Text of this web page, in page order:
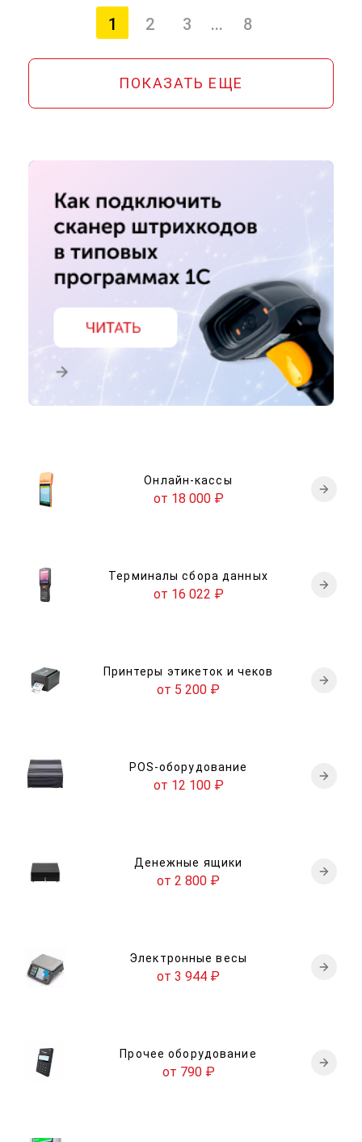
1 2 3 ... 8
ПОКАЗАТЬ ЕЩЕ
Онлайн-кассы
от 18 000 ₽
Терминалы сбора данных
от 16 022 ₽
Принтеры этикеток и чеков
от 5 200 ₽
POS-оборудование
от 12 100 ₽
Денежные ящики
от 2 800 ₽
Электронные весы
от 3 944 ₽
Прочее оборудование
от 790 ₽